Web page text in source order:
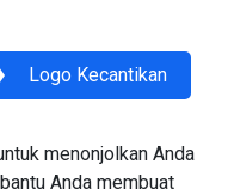
Logo Kecantikan
menonjolkan Anda
Anda membuat